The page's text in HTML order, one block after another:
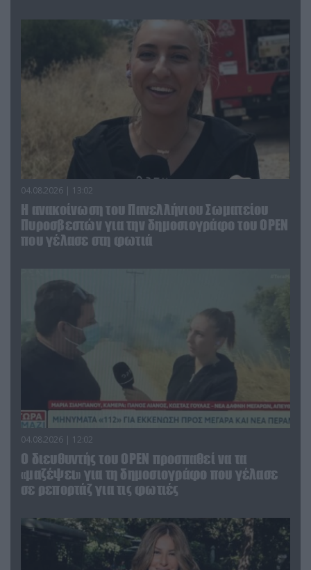
04.08.2026 | 13:02
Η ανακοίνωση του Πανελλήνιου Σωματείου
Πυροσβεστών για την δημοσιογράφο του OPEN
που γέλασε στη φωτιά
04.08.2026 | 12:02
O διευθυντής του OPEN προσπαθεί να τα
«μαζέψει» για τη δημοσιογράφο που γέλασε
σε ρεπορτάζ για τις φωτιές